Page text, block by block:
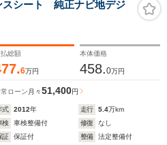
シート 純正ナビ地デジ
総額
6万円
本体価格
458.0万円
ローン 月々51,400円
式 2012年 走行 5.4万km
検
車検整備付 修復
なし
証
保証付 整備
法定整備付